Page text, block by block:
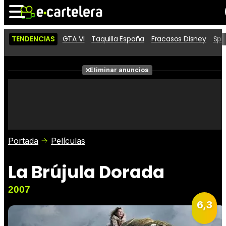
Noticias Cartelera
Películas
Críticas
TENDENCIAS GTA VI Taquilla España Fracasos Disney
Eliminar anuncios
Portada Películas
La Brújula Dorada
2007
6,3